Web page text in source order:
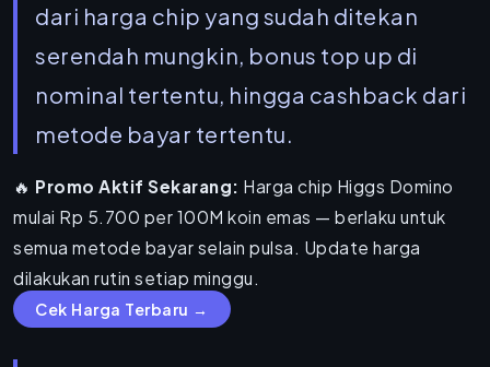
dari harga chip yang sudah ditekan
serendah mungkin, bonus top up di
nominal tertentu, hingga cashback dari
metode bayar tertentu.
🔥 Promo Aktif Sekarang: Harga chip Higgs Domino
mulai Rp 5.700 per 100M koin emas — berlaku untuk
semua metode bayar selain pulsa. Update harga
dilakukan rutin setiap minggu.
Cek Harga Terbaru →